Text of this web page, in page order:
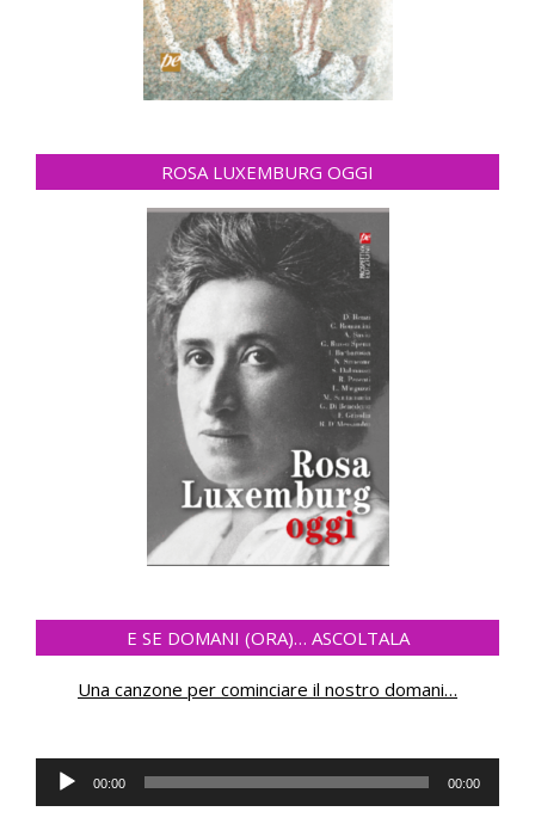
ROSA LUXEMBURG OGGI
E SE DOMANI (ORA)… ASCOLTALA
Una canzone per cominciare il nostro domani…
Audio-
Player
00:00 00:00